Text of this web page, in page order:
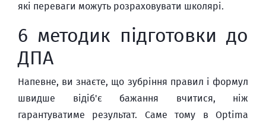
які переваги можуть розраховувати школярі.
6 методик підготовки до
ДПА
Напевне, ви знаєте, що зубріння правил і формул
швидше відіб'є бажання вчитися, ніж
гарантуватиме результат. Саме тому в Optima